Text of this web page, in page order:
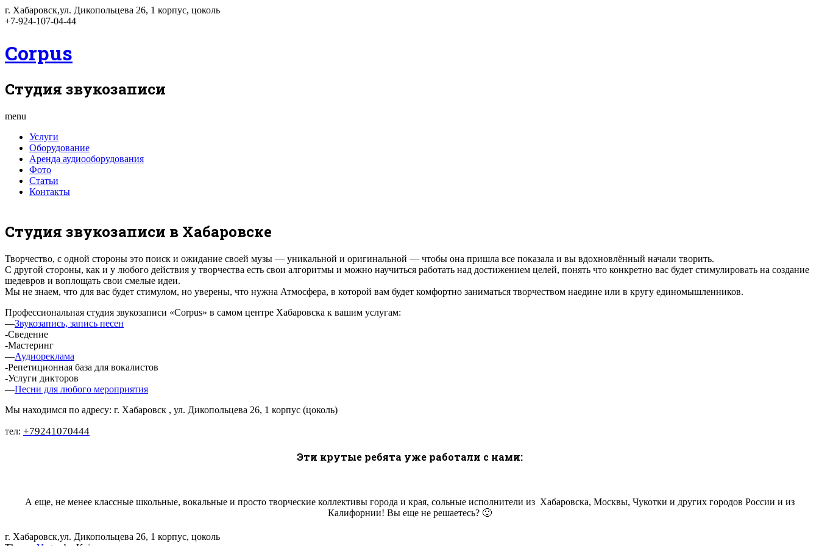
г. Хабаровск,ул. Дикопольцева 26, 1 корпус, цоколь
+7-924-107-04-44
Corpus
Студия звукозаписи
menu
Услуги
Оборудование
Аренда аудиооборудования
Фото
Статьи
Контакты
Студия звукозаписи в Хабаровске
Творчество, с одной стороны это поиск и ожидание своей музы — уникальной и оригинальной — чтобы она пришла все показала и вы вдохновлённый начали творить.
С другой стороны, как и у любого действия у творчества есть свои алгоритмы и можно научиться работать над достижением целей, понять что конкретно вас будет стимулировать на создание
шедевров и воплощать свои смелые идеи.
Мы не знаем, что для вас будет стимулом, но уверены, что нужна Атмосфера, в которой вам будет комфортно заниматься творчеством наедине или в кругу единомышленников.
Профессиональная студия звукозаписи «Corpus» в самом центре Хабаровска к вашим услугам:
—Звукозапись, запись песен
-Сведение
-Мастеринг
—Аудиореклама
-Репетиционная база для вокалистов
-Услуги дикторов
—Песни для любого мероприятия
Мы находимся по адресу: г. Хабаровск , ул. Дикопольцева 26, 1 корпус (цоколь)
тел: +79241070444
Эти крутые ребята уже работали с нами:
А еще, не менее классные школьные, вокальные и просто творческие коллективы города и края, сольные исполнители из Хабаровска, Москвы, Чукотки и других городов России и из
Калифорнии! Вы еще не решаетесь? 🙂
г. Хабаровск,ул. Дикопольцева 26, 1 корпус, цоколь